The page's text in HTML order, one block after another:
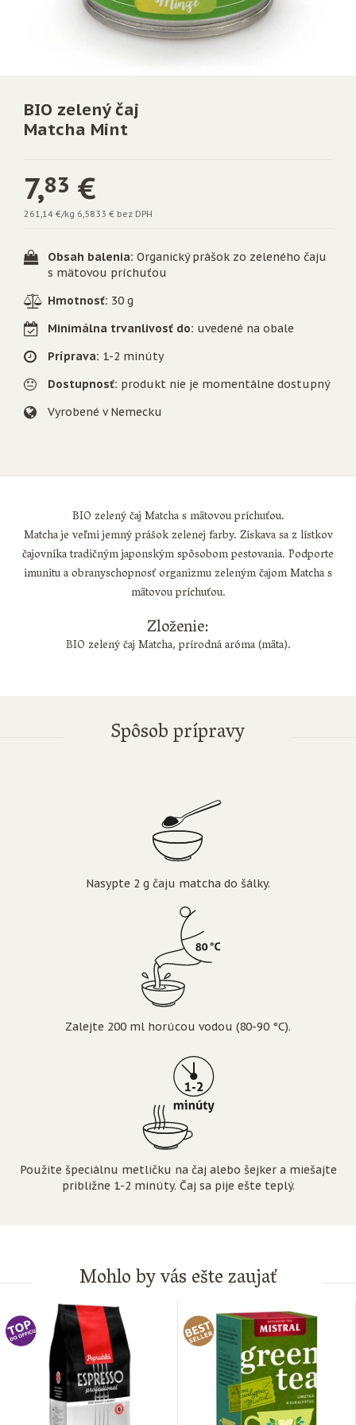
BIO zelený čaj
Matcha Mint
7,83 €
261,14 €/kg 6,5833 € bez DPH
Obsah balenia: Organický prášok zo zeleného čaju
s mätovou príchuťou
Hmotnosť: 30 g
Minimálna trvanlivosť do: uvedené na obale
Príprava: 1-2 minúty
Dostupnosť: produkt nie je momentálne dostupný
Vyrobené v Nemecku
BIO zelený čaj Matcha s mätovou príchuťou.
Matcha je veľmi jemný prášok zelenej farby. Získava sa z lístkov
čajovníka tradičným japonským spôsobom pestovania. Podporte
imunitu a obranyschopnosť organizmu zeleným čajom Matcha s
mätovou príchuťou.
Zloženie:
BIO zelený čaj Matcha, prírodná aróma (mäta).
Spôsob prípravy
Nasypte 2 g čaju matcha do šálky.
Zalejte 200 ml horúcou vodou (80-90 °C).
Použite špeciálnu metličku na čaj alebo šejker a miešajte
približne 1-2 minúty. Čaj sa pije ešte teplý.
Mohlo by vás ešte zaujať